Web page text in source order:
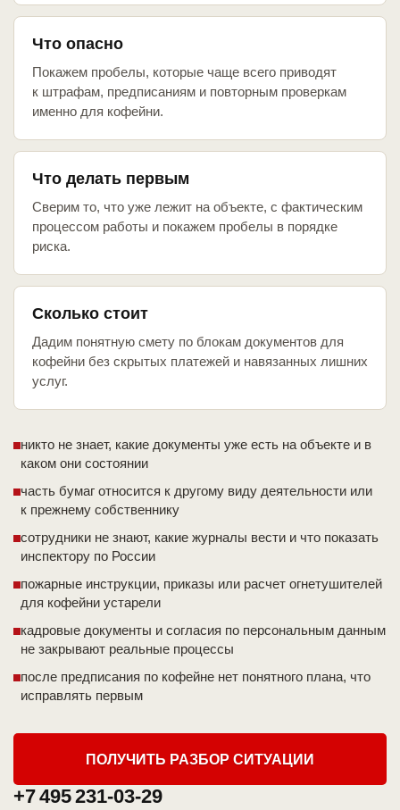
Что опасно
Покажем пробелы, которые чаще всего приводят
к штрафам, предписаниям и повторным проверкам
именно для кофейни.
Что делать первым
Сверим то, что уже лежит на объекте, с фактическим
процессом работы и покажем пробелы в порядке
риска.
Сколько стоит
Дадим понятную смету по блокам документов для
кофейни без скрытых платежей и навязанных лишних
услуг.
никто не знает, какие документы уже есть на объекте и в
каком они состоянии
часть бумаг относится к другому виду деятельности или
к прежнему собственнику
сотрудники не знают, какие журналы вести и что показать
инспектору по России
пожарные инструкции, приказы или расчет огнетушителей
для кофейни устарели
кадровые документы и согласия по персональным данным
не закрывают реальные процессы
после предписания по кофейне нет понятного плана, что
исправлять первым
ПОЛУЧИТЬ РАЗБОР СИТУАЦИИ
+7 495 231-03-29